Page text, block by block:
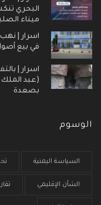
البحري
ميناء
اسرار |
في بيع
اسرار |
(عبد الملك
بصعدة
الوسوم
السياسة اليمنية
الشأن الإقليمي